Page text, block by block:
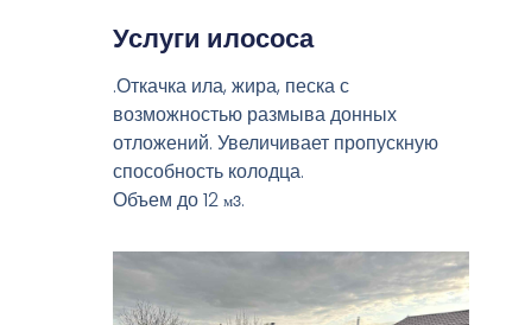
Услуги илососа
.Откачка ила, жира, песка с
возможностью размыва донных
отложений. Увеличивает пропускную
способность колодца.
Объем до 12 м3.